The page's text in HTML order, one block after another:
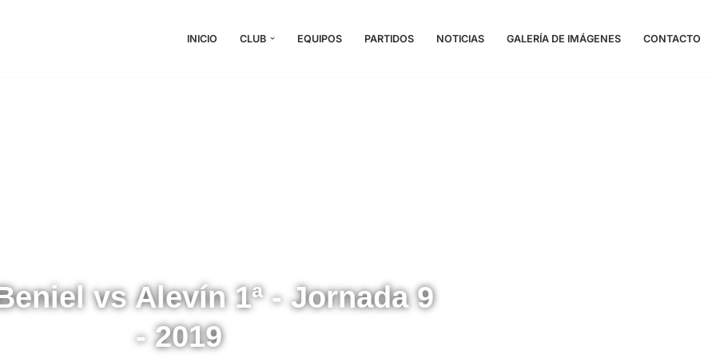
INICIO CLUB EQUIPOS PARTIDOS NOTICIAS GALERÍA DE IMÁGENES CONTACTO
vs Alevín 1ª - Jornada 9
- 2019